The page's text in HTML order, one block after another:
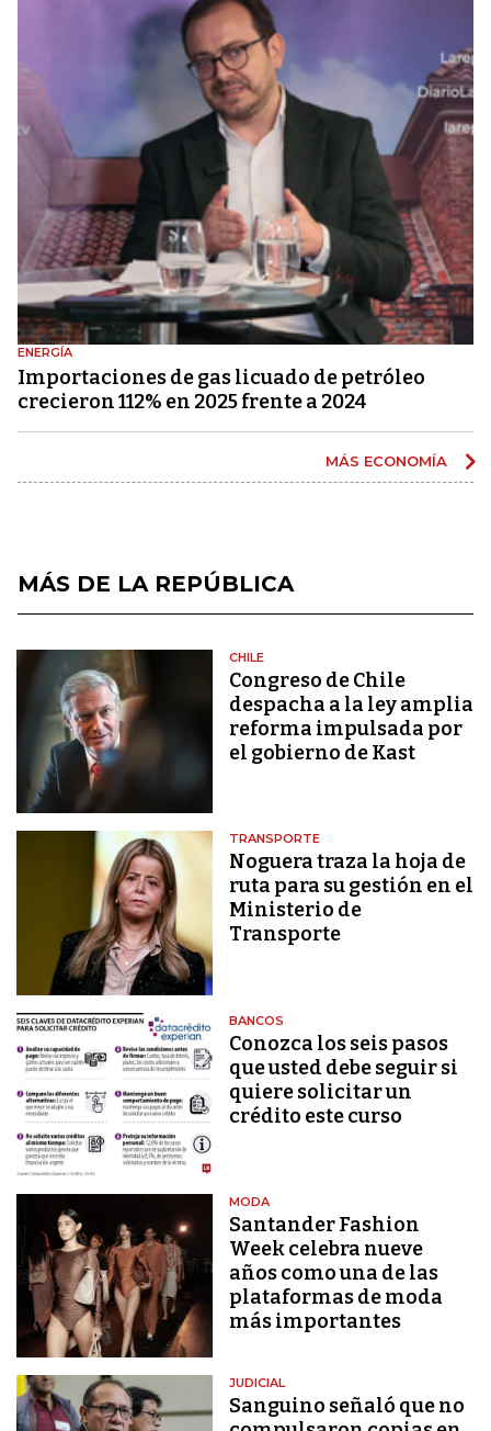
ENERGÍA
Importaciones de gas licuado de petróleo
crecieron 112% en 2025 frente a 2024
MÁS ECONOMÍA
MÁS DE LA REPÚBLICA
CHILE
Congreso de Chile
despacha a la ley amplia
reforma impulsada por
el gobierno de Kast
TRANSPORTE
Noguera traza la hoja de
ruta para su gestión en el
Ministerio de
Transporte
BANCOS
Conozca los seis pasos
que usted debe seguir si
quiere solicitar un
crédito este curso
MODA
Santander Fashion
Week celebra nueve
años como una de las
plataformas de moda
más importantes
JUDICIAL
Sanguino señaló que no